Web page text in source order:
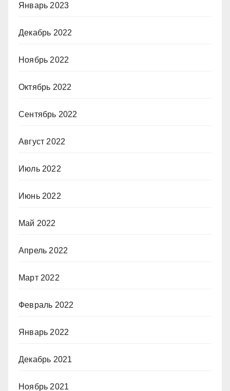
Январь 2023
Декабрь 2022
Ноябрь 2022
Октябрь 2022
Сентябрь 2022
Август 2022
Июль 2022
Июнь 2022
Май 2022
Апрель 2022
Март 2022
Февраль 2022
Январь 2022
Декабрь 2021
Ноябрь 2021